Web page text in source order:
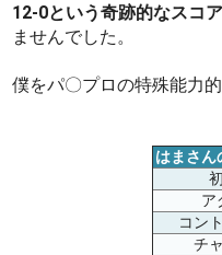
12-0という奇跡的なスコア
ませんでした。
僕をパ〇プロの特殊能力
はまさん
ア
コン
チ